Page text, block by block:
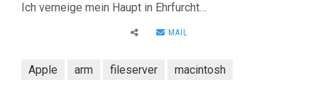
Ich verneige mein Haupt in Ehrfurcht…
MAIL
Apple arm fileserver macintosh